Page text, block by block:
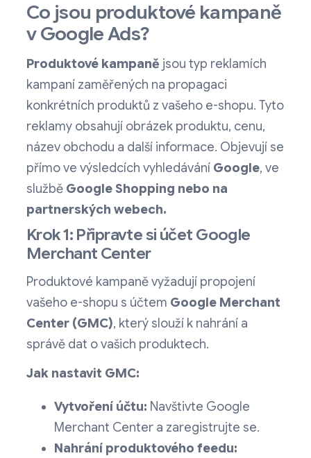
Co jsou produktové kampaně
v Google Ads?
Produktové kampaně jsou typ reklamích
kampaní zaměřených na propagaci
konkrétních produktů z vašeho e-shopu. Tyto
reklamy obsahují obrázek produktu, cenu,
název obchodu a další informace. Objevují se
přímo ve výsledcích vyhledávání Google, ve
službě Google Shopping nebo na
partnerských webech.
Krok 1: Připravte si účet Google
Merchant Center
Produktové kampaně vyžadují propojení
vašeho e-shopu s účtem Google Merchant
Center (GMC), který slouží k nahrání a
správě dat o vašich produktech.
Jak nastavit GMC:
Vytvoření účtu: Navštivte Google
Merchant Center a zaregistrujte se.
Nahrání produktového feedu: